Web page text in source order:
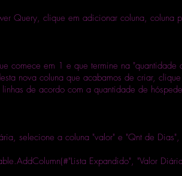
Query, clique em adicionar coluna, coluna
comece em 1 e que termine na
nova coluna que acabamos de criar,
de acordo com a quantidade de
selecione a coluna "valor" e "Qnt de
Expandido", "Valor